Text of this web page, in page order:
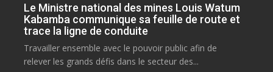
Le Ministre national des mines Louis Watum
Kabamba communique sa feuille de route et
trace la ligne de conduite
Travailler ensemble avec le pouvoir public afin de
relever les grands défis dans le secteur des...